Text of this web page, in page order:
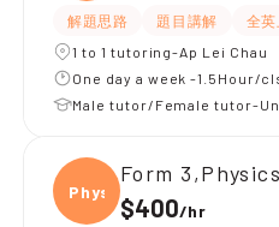
解題思路 題目講解 全
1 to 1 tutoring-Ap Lei Chau
One day a week -1.5Hour/
Male tutor/Female tutor-
Physi
Form
$400/hr